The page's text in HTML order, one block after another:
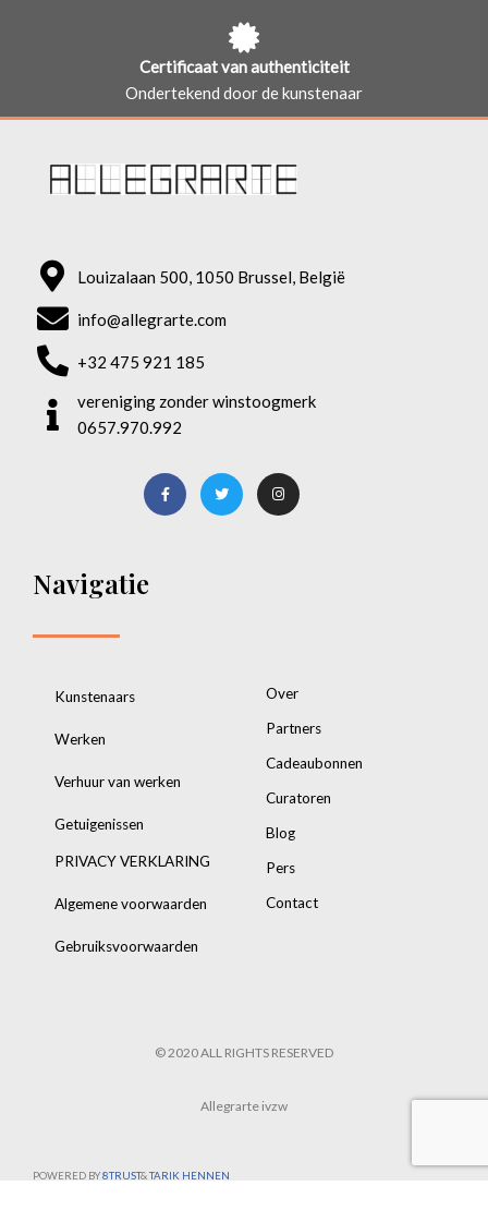
Certificaat van authenticiteit
Ondertekend door de kunstenaar
Louizalaan 500, 1050 Brussel, België
info@allegrarte.com
+32 475 921 185
vereniging zonder winstoogmerk
0657.970.992
Navigatie
Kunstenaars
Werken
Verhuur van werken
Getuigenissen
PRIVACY VERKLARING
Algemene voorwaarden
Gebruiksvoorwaarden
Over
Partners
Cadeaubonnen
Curatoren
Blog
Pers
Contact
© 2020 ALL RIGHTS RESERVED
Allegrarte ivzw
POWERED BY8TRUST&TARIK HENNEN